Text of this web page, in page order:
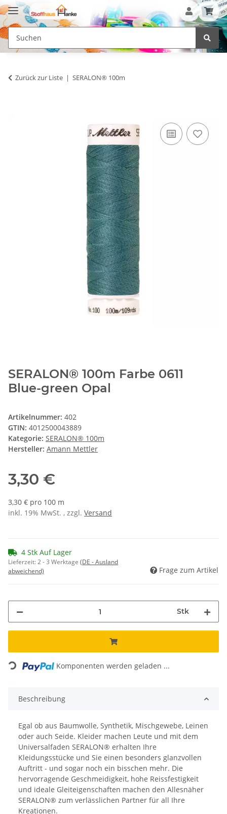
Zurück zur Liste SERALON® 100m
SERALON® 100m Farbe 0611
Blue-green Opal
Artikelnummer: 402
GTIN: 4012500043889
Kategorie: SERALON® 100m
Hersteller: Amann Mettler
3,30 €
3,30 € pro 100 m
inkl. 19% MwSt. , zzgl. Versand
4 Stk Auf Lager
Lieferzeit:2 - 3 Werktage (DE - Ausland
abweichend)
Frage zum Artikel
Stk
Loading... Komponenten werden geladen ...
Beschreibung
Egal ob aus Baumwolle, Synthetik, Mischgewebe, Leinen
oder auch Seide. Kleider machen Leute und mit dem
Universalfaden SERALON® erhalten Ihre
Kleidungsstücke und Sie einen besonders glanzvollen
Auftritt - und sogar noch ein bisschen mehr. Die
hervorragende Geschmeidigkeit, hohe Reissfestigkeit
und ideale Gleiteigenschaften machen den Allesnäher
SERALON® zum verlässlichen Partner für all Ihre
Kreationen.